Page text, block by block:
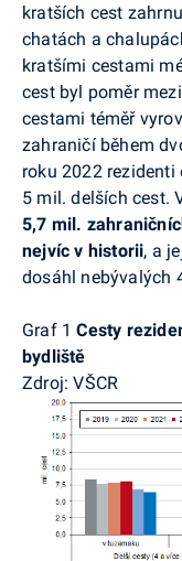
kratších cest
chatách a
kratšími cestami
cest byl poměr
cestami téměř
zahraničí během
roku 2022
5 mil. delších cest.
5,7 mil.
nejvíc v historii, a
dosáhl nebývalých
Graf 1Cesty
bydliště
Zdroj: VŠCR